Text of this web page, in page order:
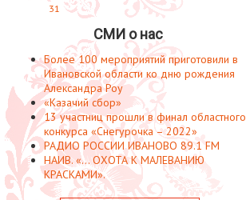
31
СМИ о нас
Более 100 мероприятий приготовили в
Ивановской области ко дню рождения
Александра Роу
«Казачий сбор»
13 участниц прошли в финал областного
конкурса «Снегурочка – 2022»
РАДИО РОССИИ ИВАНОВО 89.1 FM
НАИВ. «... ОХОТА К МАЛЕВАНИЮ
КРАСКАМИ».